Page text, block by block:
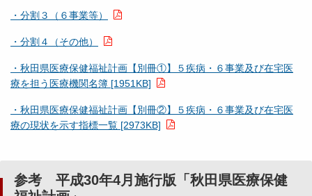
・分割３（６事業等）
・分割４（その他）
・秋田県医療保健福祉計画【別冊①】５疾病・６事業及び在宅医
療を担う医療機関名簿 [1951KB]
・秋田県医療保健福祉計画【別冊②】５疾病・６事業及び在宅医
療の現状を示す指標一覧 [2973KB]
参考 平成30年4月施行版「秋田県医療保健